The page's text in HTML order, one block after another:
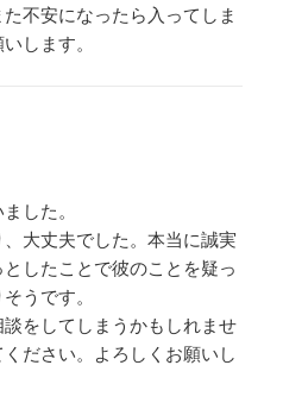
不安になったら入ってしま
します。
した。
大丈夫でした。本当に誠実
したことで彼のことを疑っ
うです。
をしてしまうかもしれませ
ださい。よろしくお願いし